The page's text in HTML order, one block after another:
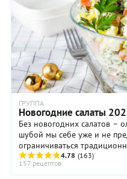
ГРУППА
Новогодние салаты
Без новогодних салатов –
шубой мы себе уже и не
ограничиваться
обязательно. ...
4.78 (163)
157 рецептов